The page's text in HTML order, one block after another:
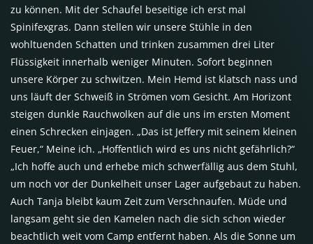
zu können. Mit der Schaufel beseitige ich erst mal
Spinifexgras. Dann stellen wir unsere Stühle in den
wohltuenden Schatten und trinken zusammen drei Liter
Flüssigkeit innerhalb weniger Minuten. Sofort beginnen
unsere Körper zu schwitzen. Mein Hemd ist klatsch nass und
uns läuft der Schweiß in Strömen vom Gesicht. Am Horizont
steigen dunkle Rauchwolken auf die uns im ersten Moment
einen Schrecken einjagen. „Das ist Jeffery mit seinem kleinen
Feuer,“ Meine ich. „Hoffentlich wird es uns nicht gefährlich?“
„Ich hoffe auch und erhebe mich schwerfällig aus dem Stuhl,
um noch vor der Dunkelheit unser Lager aufgebaut zu haben.
Auch Tanja bleibt kaum Zeit zum Verschnaufen. Müde und
langsam geht sie den Kamelen nach die sich schon wieder
beachtlich weit vom Camp entfernt haben. Als die Sonne um